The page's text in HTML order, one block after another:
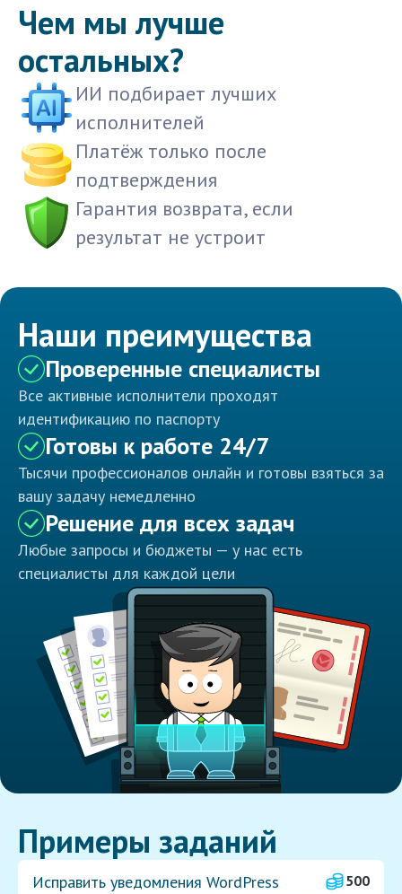
Чем мы лучше
остальных?
ИИ подбирает лучших
исполнителей
Платёж только после
подтверждения
Гарантия возврата, если
результат не устроит
Наши преимущества
Проверенные специалисты
Все активные исполнители проходят
идентификацию по паспорту
Готовы к работе 24/7
Тысячи профессионалов онлайн и готовы взяться за
вашу задачу немедленно
Решение для всех задач
Любые запросы и бюджеты — у нас есть
специалисты для каждой цели
Примеры заданий
Исправить уведомления WordPress
500